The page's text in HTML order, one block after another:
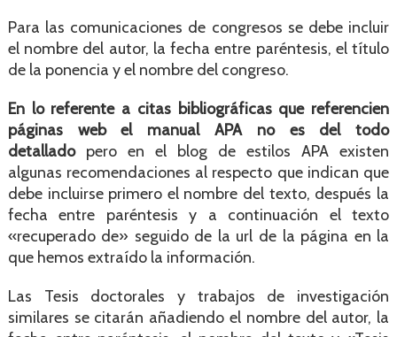
Para las comunicaciones de congresos se debe incluir
el nombre del autor, la fecha entre paréntesis, el título
de la ponencia y el nombre del congreso.
En lo referente a citas bibliográficas que referencien
páginas web el manual APA no es del todo
detalladopero en el blog de estilos APA existen
algunas recomendaciones al respecto que indican que
debe incluirse primero el nombre del texto, después la
fecha entre paréntesis y a continuación el texto
«recuperado de» seguido de la url de la página en la
que hemos extraído la información.
Las Tesis doctorales y trabajos de investigación
similares se citarán añadiendo el nombre del autor, la